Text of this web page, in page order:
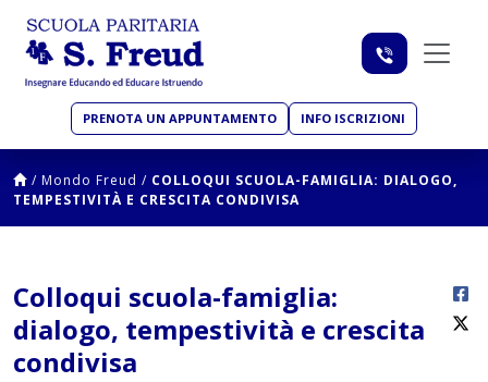
PRENOTA UN APPUNTAMENTO INFO ISCRIZIONI
/ Mondo Freud / COLLOQUI SCUOLA-FAMIGLIA: DIALOGO,
TEMPESTIVITÀ E CRESCITA CONDIVISA
Colloqui scuola-famiglia:
dialogo, tempestività e crescita
condivisa